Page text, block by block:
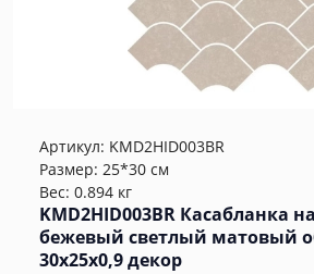
Артикул: KMD2HID003BR
Размер: 25*30 см
Вес: 0.894 кг
KMD2HID003BR Касабланка
бежевый светлый матовый
30x25x0,9 декор